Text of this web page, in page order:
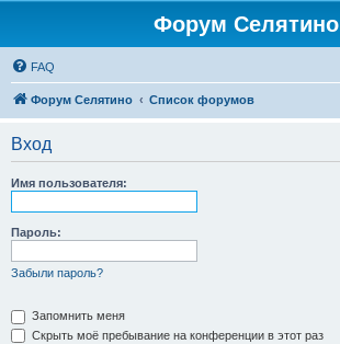
Форум Селятино
FAQ
Форум Селятино Список форумов
Вход
Имя пользователя:
Пароль:
Забыли пароль?
Запомнить меня
Скрыть моё пребывание на конференции в этот раз